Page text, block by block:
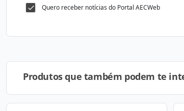
Quero receber notícias do Portal AECWeb
Produtos que também podem te